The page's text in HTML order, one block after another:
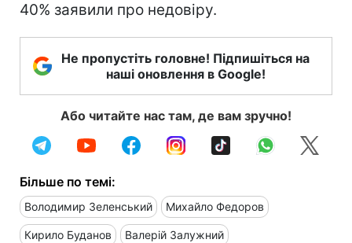
40% заявили про недовіру.
Не пропустіть головне! Підпишіться на
наші оновлення в Google!
Або читайте нас там, де вам зручно!
Більше по темі:
Володимир Зеленський Михайло Федоров
Кирило Буданов Валерій Залужний